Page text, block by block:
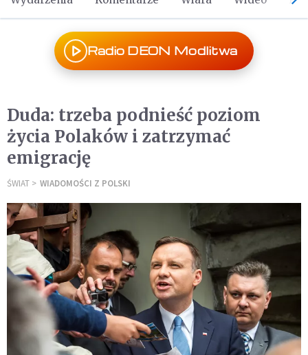
Radio DEON Modlitwa
Duda: trzeba podnieść poziom
życia Polaków i zatrzymać
emigrację
ŚWIAT WIADOMOŚCI Z POLSKI